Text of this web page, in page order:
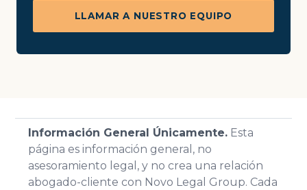
LLAMAR A NUESTRO EQUIPO
Información General Únicamente.Esta
página es información general, no
asesoramiento legal, y no crea una relación
abogado-cliente con Novo Legal Group. Cada